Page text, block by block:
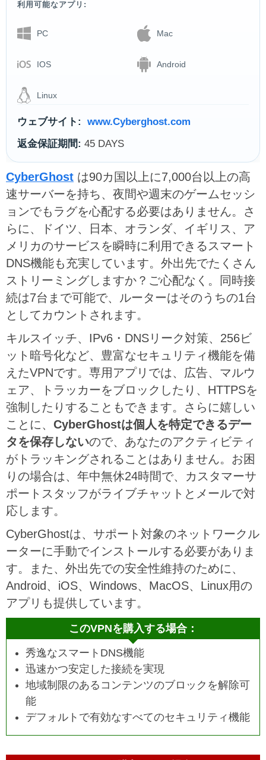
利用可能なアプリ:
PC Mac
IOS Android
Linux
ウェブサイト:
www.Cyberghost.com
返金保証期間: 45 DAYS
CyberGhost は90カ国以上に7,000台以上の高
速サーバーを持ち、夜間や週末のゲームセッシ
ョンでもラグを心配する必要はありません。さ
らに、ドイツ、日本、オランダ、イギリス、ア
メリカのサービスを瞬時に利用できるスマート
DNS機能も充実しています。外出先でたくさん
ストリーミングしますか？ご心配なく。同時接
続は7台まで可能で、ルーターはそのうちの1台
としてカウントされます。
キルスイッチ、IPv6・DNSリーク対策、256ビ
ット暗号化など、豊富なセキュリティ機能を備
えたVPNです。専用アプリでは、広告、マルウ
ェア、トラッカーをブロックしたり、HTTPSを
強制したりすることもできます。さらに嬉しい
ことに、 CyberGhostは個人を特定できるデー
タを保存しないので、あなたのアクティビティ
がトラッキングされることはありません。お困
りの場合は、年中無休24時間で、カスタマーサ
ポートスタッフがライブチャットとメールで対
応します。
CyberGhostは、サポート対象のネットワークル
ーターに手動でインストールする必要がありま
す。また、外出先での安全性維持のために、
Android、iOS、Windows、MacOS、Linux用の
アプリも提供しています。
このVPNを購入する場合：
秀逸なスマートDNS機能
迅速かつ安定した接続を実現
地域制限のあるコンテンツのブロックを解除可
能
デフォルトで有効なすべてのセキュリティ機能